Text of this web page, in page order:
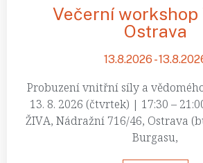
Večerní workshop
Ostrava
13.8.2026 -
Probuzení vnitřní síly a
13. 8. 2026 (čtvrtek) | 17:30 –
ŽIVA, Nádražní 716/46, Ostrava
Burgasu,